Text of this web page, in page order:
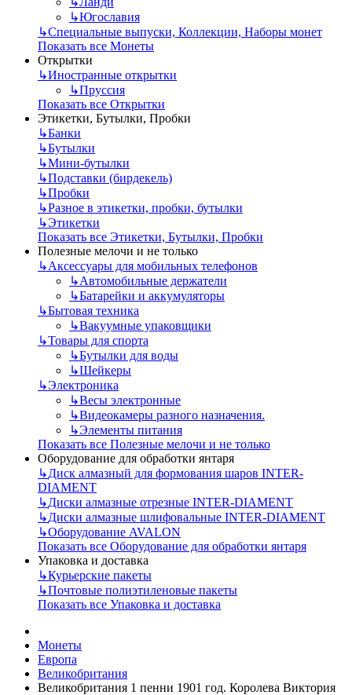
↳Югославия
↳Специальные выпуски, Коллекции, Наборы монет
Показать все Монеты
Открытки
↳Иностранные открытки
↳Пруссия
Показать все Открытки
Этикетки, Бутылки, Пробки
↳Банки
↳Бутылки
↳Мини-бутылки
↳Подставки (бирдекель)
↳Пробки
↳Разное в этикетки, пробки, бутылки
↳Этикетки
Показать все Этикетки, Бутылки, Пробки
Полезные мелочи и не только
↳Аксессуары для мобильных телефонов
↳Автомобильные держатели
↳Батарейки и аккумуляторы
↳Бытовая техника
↳Вакуумные упаковщики
↳Товары для спорта
↳Бутылки для воды
↳Шейкеры
↳Электроника
↳Весы электронные
↳Видеокамеры разного назначения.
↳Элементы питания
Показать все Полезные мелочи и не только
Оборудование для обработки янтаря
↳Диск алмазный для формования шаров INTER-
DIAMENT
↳Диски алмазные отрезные INTER-DIAMENT
↳Диски алмазные шлифовальные INTER-DIAMENT
↳Оборудование AVALON
Показать все Оборудование для обработки янтаря
Упаковка и доставка
↳Курьерские пакеты
↳Почтовые полиэтиленовые пакеты
Показать все Упаковка и доставка
Монеты
Европа
Великобритания
Великобритания 1 пенни 1901 год. Королева Виктория